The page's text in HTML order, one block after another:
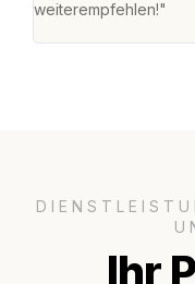
weiterempfehlen!"
Ihr